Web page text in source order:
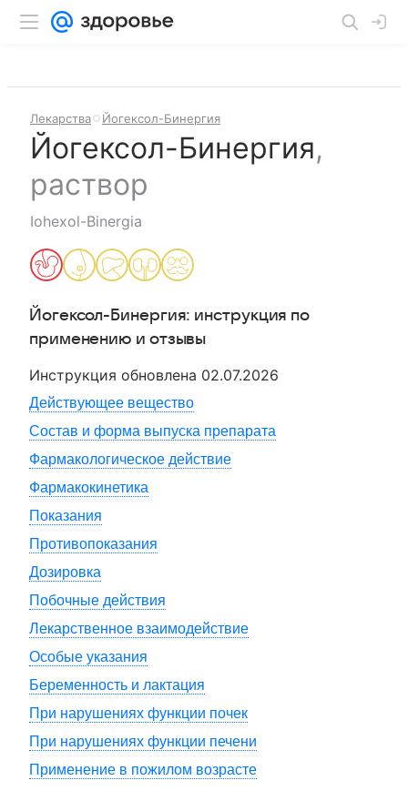
Лекарства Йогексол-Бинергия
Йогексол-Бинергия,
раствор
Iohexol-Binergia
Йогексол-Бинергия: инструкция по
применению и отзывы
Инструкция обновлена 02.07.2026
Действующее вещество
Состав и форма выпуска препарата
Фармакологическое действие
Фармакокинетика
Показания
Противопоказания
Дозировка
Побочные действия
Лекарственное взаимодействие
Особые указания
Беременность и лактация
При нарушениях функции почек
При нарушениях функции печени
Применение в пожилом возрасте